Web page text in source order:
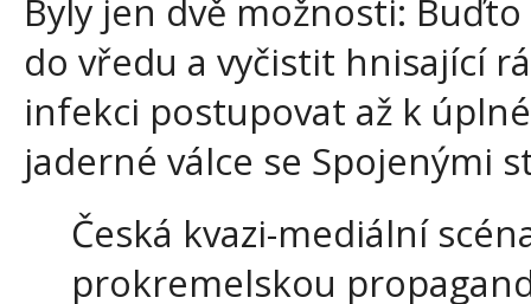
Byly jen dvě možnosti:
do vředu a vyčistit hnisající
infekci postupovat až k
jaderné válce se Spojenými
Česká kvazi-mediální
prokremelskou